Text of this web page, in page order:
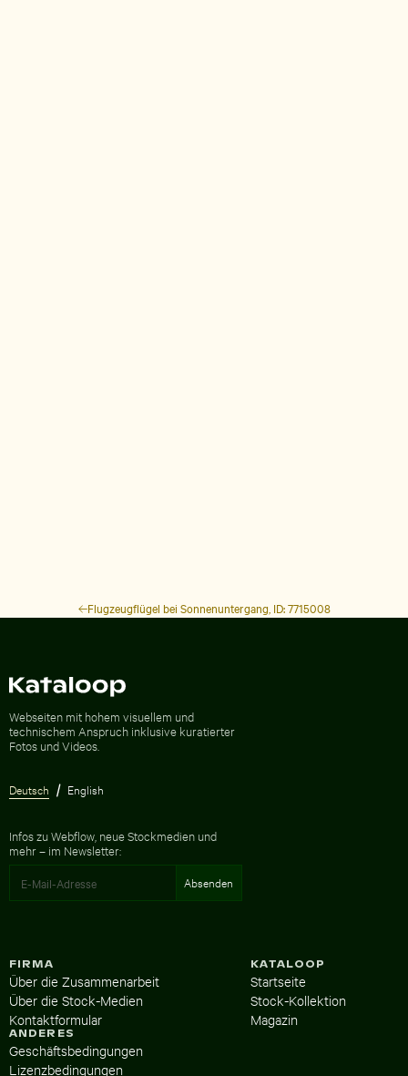
Flugzeugflügel bei Sonnenuntergang, ID: 7715008
Webseiten mit hohem visuellem und
technischem Anspruch inklusive kuratierter
Fotos und Videos.
Deutsch English
Infos zu Webflow, neue Stockmedien und
mehr – im Newsletter:
KATALOOP
Startseite
Stock-Kollektion
Magazin
FIRMA
Über die Zusammenarbeit
Über die Stock-Medien
Kontaktformular
ANDERES
Geschäftsbedingungen
Lizenzbedingungen